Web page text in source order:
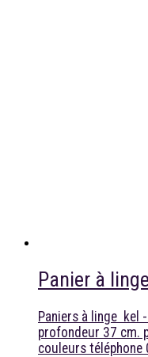
Panier à
Paniers à linge kel
profondeur 37 cm.
couleurs téléphone